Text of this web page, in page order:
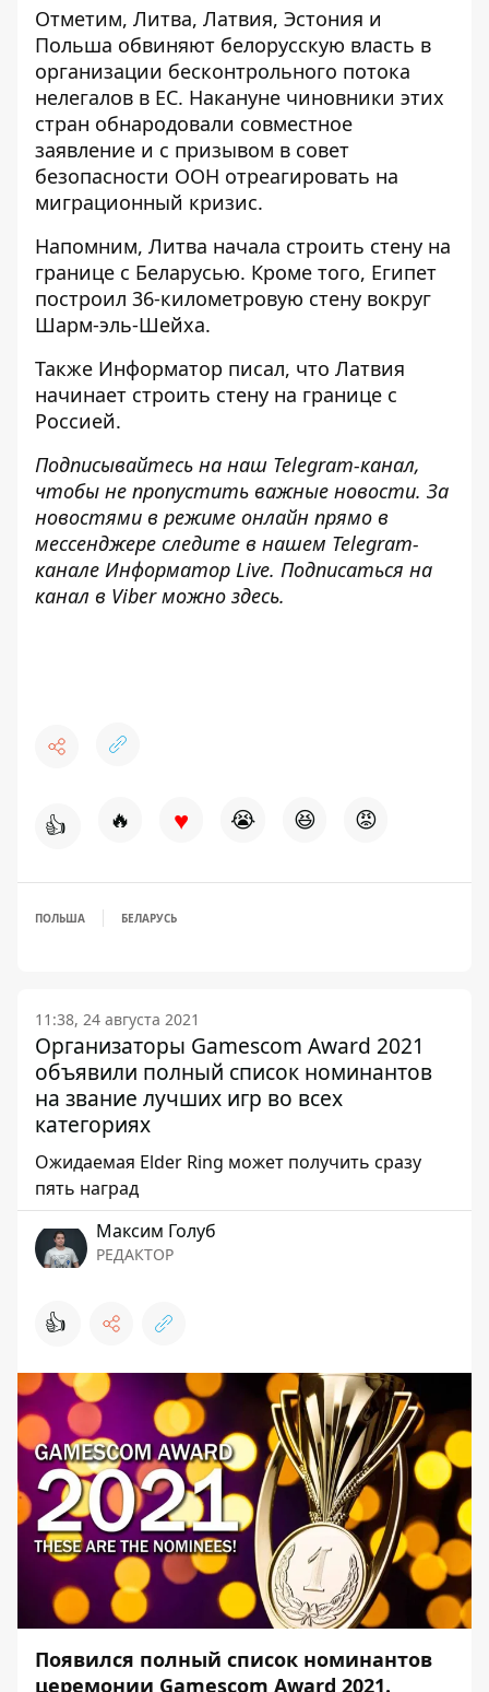
Отметим, Литва, Латвия, Эстония и
Польша обвиняют белорусскую власть в
организации бесконтрольного потока
нелегалов в ЕС. Накануне чиновники этих
стран обнародовали совместное
заявление и с призывом в совет
безопасности ООН отреагировать на
миграционный кризис.
Напомним, Литва начала строить стену на
границе с Беларусью. Кроме того, Египет
построил 36-километровую стену вокруг
Шарм-эль-Шейха.
Также Информатор писал, что Латвия
начинает строить стену на границе с
Россией.
Подписывайтесь на наш Telegram-канал,
чтобы не пропустить важные новости. За
новостями в режиме онлайн прямо в
мессенджере следите в нашем Telegram-
канале Информатор Live. Подписаться на
канал в Viber можно здесь.
👍 🔥 ♥ 😭 😆 😡
ПОЛЬША БЕЛАРУСЬ
11:38, 24 августа 2021
Организаторы Gamescom Award 2021
объявили полный список номинантов
на звание лучших игр во всех
категориях
Ожидаемая Elder Ring может получить сразу
пять наград
Максим Голуб
РЕДАКТОР
👍
Появился полный список номинантов
церемонии Gamescom Award 2021.